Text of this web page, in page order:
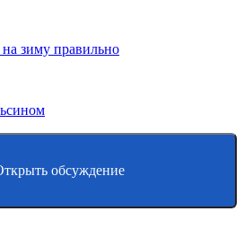
зиму правильно
обсуждение